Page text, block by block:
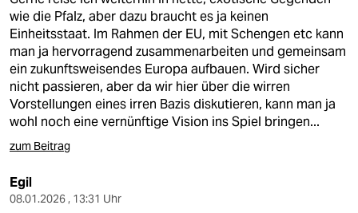
wie die Pfalz, aber dazu braucht es ja keinen
Einheitsstaat. Im Rahmen der EU, mit Schengen etc kann
man ja hervorragend zusammenarbeiten und gemeinsam
ein zukunftsweisendes Europa aufbauen. Wird sicher
nicht passieren, aber da wir hier über die wirren
Vorstellungen eines irren Bazis diskutieren, kann man ja
wohl noch eine vernünftige Vision ins Spiel bringen...
zum Beitrag
Egil
08.01.2026 , 13:31 Uhr